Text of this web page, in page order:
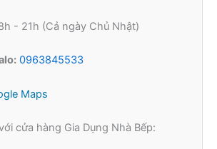
- 21h (Cả ngày Chủ Nhật)
0963845533
Maps
cửa hàng Gia Dụng Nhà Bếp: